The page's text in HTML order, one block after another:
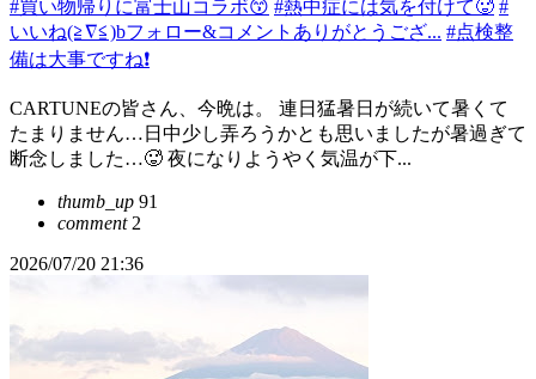
#買い物帰りに富士山コラボ😙 #熱中症には気を付けて🥵 #
いいね(≧∇≦)bフォロー&コメントありがとうござ... #点検整
備は大事ですね❗️
CARTUNEの皆さん、今晩は。 連日猛暑日が続いて暑くて
たまりません…日中少し弄ろうかとも思いましたが暑過ぎて
断念しました…🥵 夜になりようやく気温が下...
thumb_up 91
comment2
2026/07/20 21:36